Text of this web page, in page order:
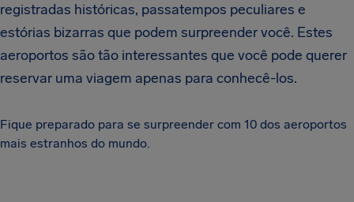
registradas históricas, passatempos peculiares e
estórias bizarras que podem surpreender você. Estes
aeroportos são tão interessantes que você pode querer
reservar uma viagem apenas para conhecê-los.
Fique preparado para se surpreender com 10 dos aeroportos
mais estranhos do mundo.